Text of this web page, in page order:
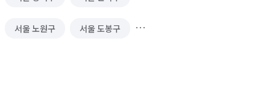
서울 노원구 서울 도봉구